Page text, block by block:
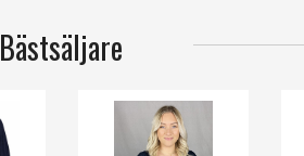
Bästsäljare